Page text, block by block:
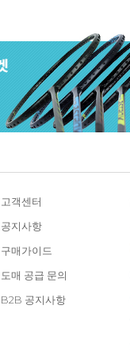
고객센터
공지사항
구매가이드
도매 공급 문의
B2B 공지사항